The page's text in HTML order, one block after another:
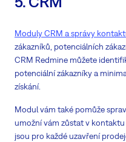
Moduly CRM a správy
zákazníků, potenciálních
CRM Redmine můžete
potenciální zákazníky a
získání.
Modul vám také pomůže
umožní vám zůstat v
jsou pro každé uzavření